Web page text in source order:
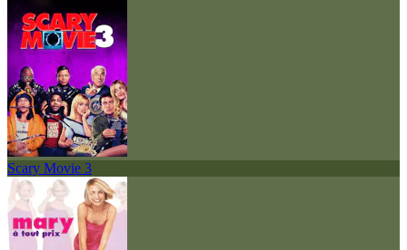
Scary Movie 3